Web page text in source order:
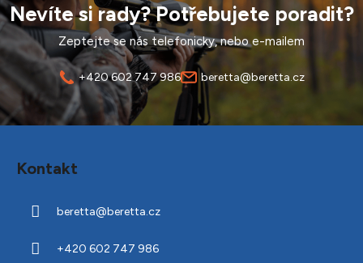
Nevíte si rady? Potřebujete poradit?
Zeptejte se nás telefonicky, nebo e-mailem
+420 602 747 986 beretta@beretta.cz
Kontakt
beretta@beretta.cz
+420 602 747 986